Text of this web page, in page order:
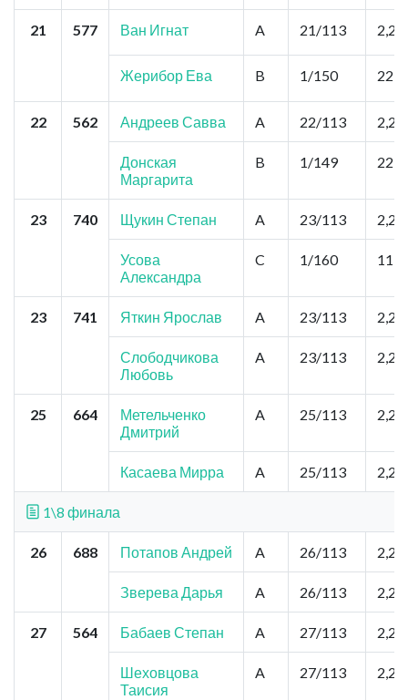
21 577 Ван Игнат A 21/113 2,2
Жерибор Ева B 1/150 22,0
22 562 Андреев Савва A 22/113 2,2
Донская
Маргарита
B 1/149 22,0
23 740 Щукин Степан A 23/113 2,2
Усова
Александра
C 1/160 11,0
23 741 Яткин Ярослав A 23/113 2,2
Слободчикова
Любовь
A 23/113 2,2
25 664
Метельченко
Дмитрий
A 25/113 2,2
Касаева Мирра A 25/113 2,2
1\8 финала
26 688 Потапов Андрей A 26/113 2,2
Зверева Дарья A 26/113 2,2
27 564 Бабаев Степан A 27/113 2,2
Шеховцова
Таисия
A 27/113 2,2